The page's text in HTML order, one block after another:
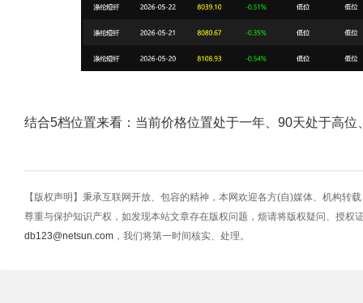
结合5档位置来看：当前价格位置处于一年、90天处于高
【版权声明】秉承互联网开放、包容的精神，本网欢迎各方(自)媒体、机构转
尊重与保护知识产权，如发现本站文章存在版权问题，烦请将版权疑问、授权
db123@netsun.com ，我们将第一时间核实、处理。